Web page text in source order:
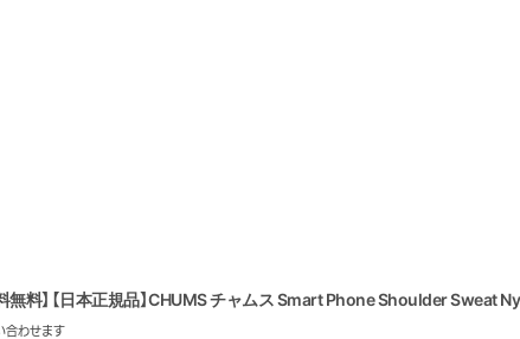
無料】【日本正規品】CHUMS チャムス Smart Phone Shoulder Sweat
合わせます